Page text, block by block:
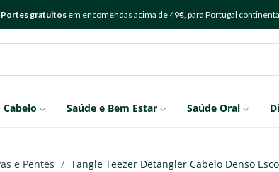
Portes gratuitos em encomendas acima de 49€, para Portugal
Cabelo Saúde e Bem Estar Saúde Oral
e Pentes Tangle Teezer Detangler Cabelo Denso